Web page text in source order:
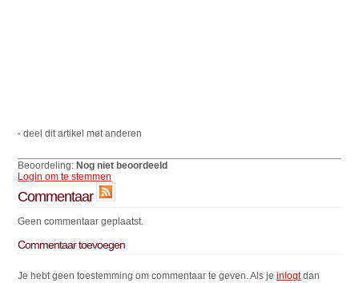
- deel dit artikel met anderen
Beoordeling:Nog niet beoordeeld
Login om te stemmen
Commentaar
Geen commentaar geplaatst.
Commentaar toevoegen
Je hebt geen toestemming om commentaar te geven. Als jeinlogtdan